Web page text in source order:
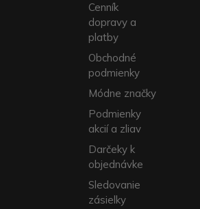
Cenník
dopravy a
platby
Obchodné
podmienky
Módne značky
Podmienky
akcií a zliav
Darčeky k
objednávke
Sledovanie
zásielky